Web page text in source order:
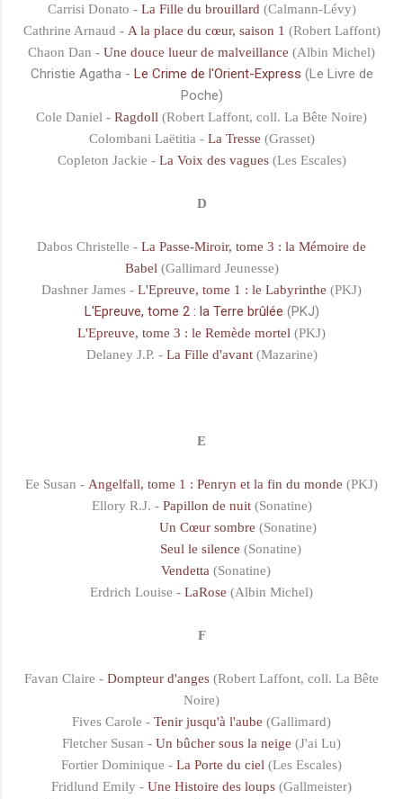
Carrisi Donato - La Fille du brouillard (Calmann-Lévy)
Cathrine Arnaud - A la place du cœur, saison 1 (Robert Laffont)
Chaon Dan - Une douce lueur de malveillance (Albin Michel)
Christie Agatha - Le Crime de l'Orient-Express (Le Livre de
Poche)
Cole Daniel - Ragdoll (Robert Laffont, coll. La Bête Noire)
Colombani Laëtitia - La Tresse (Grasset)
Copleton Jackie - La Voix des vagues(Les Escales)
D
Dabos Christelle - La Passe-Miroir, tome 3 : la Mémoire de
Babel (Gallimard Jeunesse)
Dashner James - L'Epreuve, tome 1 : le Labyrinthe (PKJ)
L'Epreuve, tome 2 : la Terre brûlée (PKJ)
L'Epreuve, tome 3 : le Remède mortel (PKJ)
Delaney J.P. - La Fille d'avant(Mazarine)
E
Ee Susan - Angelfall, tome 1 : Penryn et la fin du monde (PKJ)
Ellory R.J. - Papillon de nuit(Sonatine)
Un Cœur sombre (Sonatine)
Seul le silence (Sonatine)
Vendetta (Sonatine)
Erdrich Louise - LaRose (Albin Michel)
F
Favan Claire - Dompteur d'anges (Robert Laffont, coll. La Bête
Noire)
Fives Carole - Tenir jusqu'à l'aube (Gallimard)
Fletcher Susan - Un bûcher sous la neige (J'ai Lu)
Fortier Dominique - La Porte du ciel (Les Escales)
Fridlund Emily - Une Histoire des loups (Gallmeister)